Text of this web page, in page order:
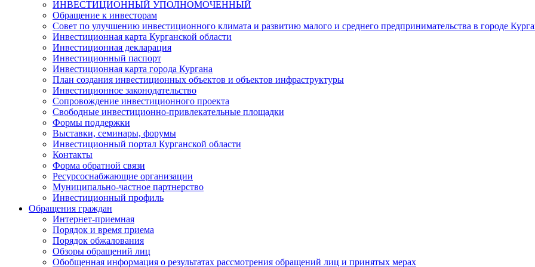
ИНВЕСТИЦИОННЫЙ УПОЛНОМОЧЕННЫЙ
Обращение к инвесторам
Совет по улучшению инвестиционного климата и развитию малого и среднего предпринимательства в городе
Инвестиционная карта Курганской области
Инвестиционная декларация
Инвестиционный паспорт
Инвестиционная карта города Кургана
План создания инвестиционных объектов и объектов инфраструктуры
Инвестиционное законодательство
Сопровождение инвестиционного проекта
Свободные инвестиционно-привлекательные площадки
Формы поддержки
Выставки, семинары, форумы
Инвестиционный портал Курганской области
Контакты
Форма обратной связи
Ресурсоснабжающие организации
Муниципально-частное партнерство
Инвестиционный профиль
Обращения граждан
Интернет-приемная
Порядок и время приема
Порядок обжалования
Обзоры обращений лиц
Обобщенная информация о результатах рассмотрения обращений лиц и принятых мерах